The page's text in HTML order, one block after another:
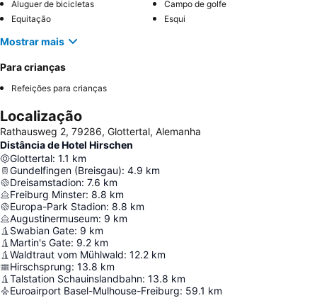
Aluguer de bicicletas
Campo de golfe
Equitação
Esqui
Mostrar mais
Para crianças
Refeições para crianças
Localização
Rathausweg 2, 79286, Glottertal, Alemanha
Distância de Hotel Hirschen
Glottertal: 1.1 km
Gundelfingen (Breisgau): 4.9 km
Dreisamstadion: 7.6 km
Freiburg Minster: 8.8 km
Europa-Park Stadion: 8.8 km
Augustinermuseum: 9 km
Swabian Gate: 9 km
Martin's Gate: 9.2 km
Waldtraut vom Mühlwald: 12.2 km
Hirschsprung: 13.8 km
Talstation Schauinslandbahn: 13.8 km
Euroairport Basel-Mulhouse-Freiburg: 59.1 km